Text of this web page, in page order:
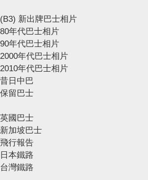
(B3) 新出牌巴士相片
80年代巴士相片
90年代巴士相片
2000年代巴士相片
2010年代巴士相片
昔日中巴
保留巴士
英國巴士
新加坡巴士
飛行報告
日本鐵路
台灣鐵路